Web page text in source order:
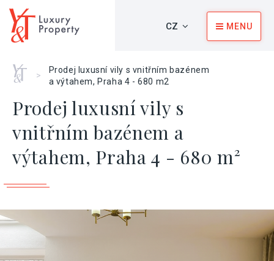
CZ MENU
Home
>
Prodej luxusní vily s vnitřním bazénem
a výtahem, Praha 4 - 680 m2
Prodej luxusní vily s
vnitřním bazénem a
výtahem, Praha 4 - 680 m²